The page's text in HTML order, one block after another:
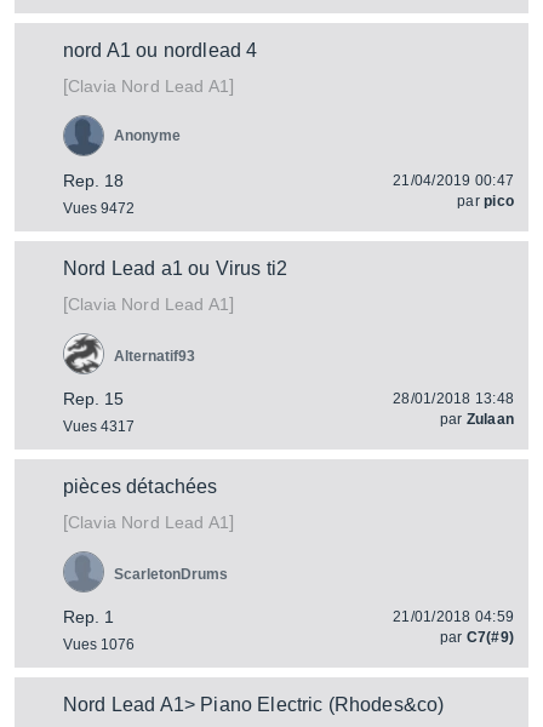
nord A1 ou nordlead 4
[Clavia Nord Lead A1]
Rep. 18
Vues 9472
Anonyme
21/04/2019 00:47
parpico
Nord Lead a1 ou Virus ti2
[Clavia Nord Lead A1]
Rep. 15
Vues 4317
Alternatif93
28/01/2018 13:48
par Zulaan
pièces détachées
[Clavia Nord Lead A1]
Rep. 1
Vues 1076
ScarletonDrums
21/01/2018 04:59
par C7(#9)
Nord Lead A1> Piano Electric (Rhodes&co)